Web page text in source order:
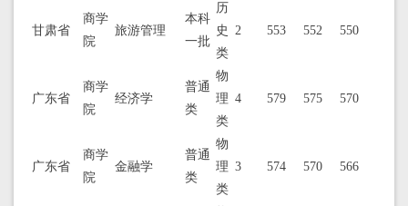
甘肃省
商学
院
旅游管理
本科
一批
历
史
类
2 553 552 550
广东省
商学
院
经济学
普通
类
物
理
类
4 579 575 570
广东省
商学
院
金融学
普通
类
物
理
类
3 574 570 566